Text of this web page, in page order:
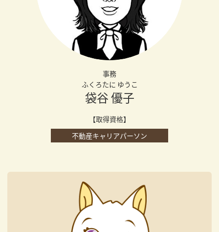
事務
ふくろたに ゆうこ
袋谷 優子
【取得資格】
不動産キャリアパーソン